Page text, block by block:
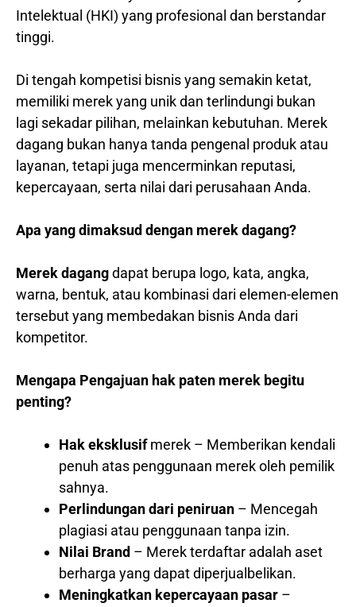
Intelektual (HKI) yang profesional dan berstandar
tinggi.
Di tengah kompetisi bisnis yang semakin ketat,
memiliki merek yang unik dan terlindungi bukan
lagi sekadar pilihan, melainkan kebutuhan. Merek
dagang bukan hanya tanda pengenal produk atau
layanan, tetapi juga mencerminkan reputasi,
kepercayaan, serta nilai dari perusahaan Anda.
Apa yang dimaksud dengan merek dagang?
Merek dagangdapat berupa logo, kata, angka,
warna, bentuk, atau kombinasi dari elemen-elemen
tersebut yang membedakan bisnis Anda dari
kompetitor.
Mengapa Pengajuan hak paten merek begitu
penting?
Hak eksklusifmerek – Memberikan kendali
penuh atas penggunaan merek oleh pemilik
sahnya.
Perlindungan dari peniruan – Mencegah
plagiasi atau penggunaan tanpa izin.
Nilai Brand – Merek terdaftar adalah aset
berharga yang dapat diperjualbelikan.
Meningkatkan kepercayaan pasar –